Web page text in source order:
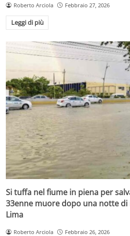
Roberto Arciola Febbraio 27, 2026
Leggi di più
Si tuffa nel fiume in piena per
33enne muore dopo una notte
Lima
Roberto Arciola Febbraio 26, 2026